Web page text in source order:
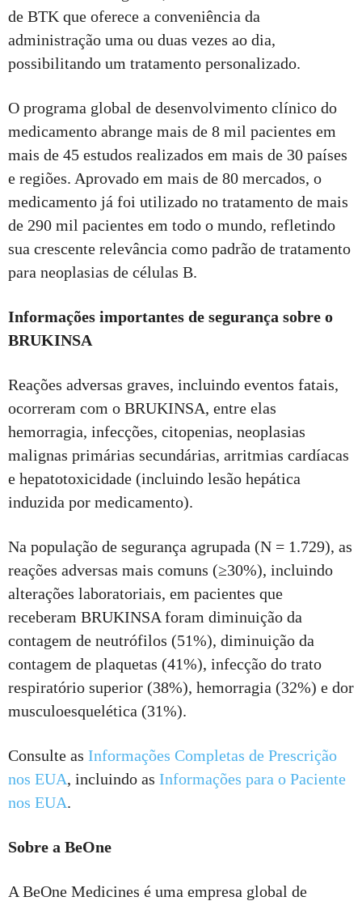
de BTK que oferece a conveniência da
administração uma ou duas vezes ao dia,
possibilitando um tratamento personalizado.
O programa global de desenvolvimento clínico do
medicamento abrange mais de 8 mil pacientes em
mais de 45 estudos realizados em mais de 30 países
e regiões. Aprovado em mais de 80 mercados, o
medicamento já foi utilizado no tratamento de mais
de 290 mil pacientes em todo o mundo, refletindo
sua crescente relevância como padrão de tratamento
para neoplasias de células B.
Informações importantes de segurança sobre o
BRUKINSA
Reações adversas graves, incluindo eventos fatais,
ocorreram com o BRUKINSA, entre elas
hemorragia, infecções, citopenias, neoplasias
malignas primárias secundárias, arritmias cardíacas
e hepatotoxicidade (incluindo lesão hepática
induzida por medicamento).
Na população de segurança agrupada (N = 1.729), as
reações adversas mais comuns (≥30%), incluindo
alterações laboratoriais, em pacientes que
receberam BRUKINSA foram diminuição da
contagem de neutrófilos (51%), diminuição da
contagem de plaquetas (41%), infecção do trato
respiratório superior (38%), hemorragia (32%) e dor
musculoesquelética (31%).
Consulte as Informações Completas de Prescrição
nos EUA, incluindo as Informações para o Paciente
nos EUA.
Sobre a BeOne
A BeOne Medicines é uma empresa global de